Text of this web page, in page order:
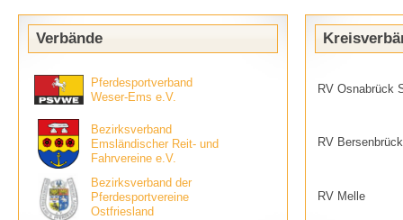
Verbände
Pferdesportverband
Weser-Ems e.V.
Bezirksverband
Emsländischer Reit- und
Fahrvereine e.V.
Bezirksverband der
Pferdesportvereine
Ostfriesland
RV Osnabrück
RV Bersenbrück
RV Melle